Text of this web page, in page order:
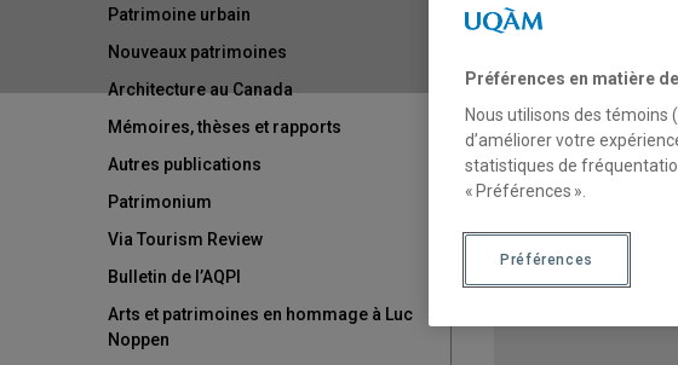
Patrimoine urbain
Nouveaux patrimoines
Architecture au Canada
Mémoires, thèses et rapports
Autres publications
Patrimonium
Via Tourism Review
Bulletin de l’AQPI
Arts et patrimoines en hommage à Luc
Noppen
Préférences en matière
Nous utilisons des
d’améliorer votre
statistiques de
« Préférences ».
Préférences